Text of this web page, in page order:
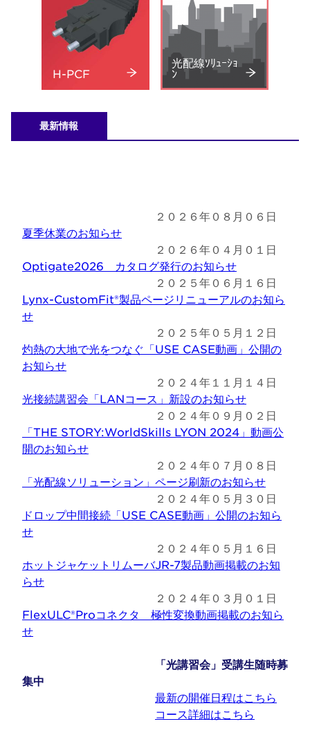
H-PCF
光配線ｿﾘｭｰｼｮ
ﾝ
最新情報
２０２６年０８月０６日
夏季休業のお知らせ
２０２６年０４月０１日
Optigate2026 カタログ発行のお知らせ
２０２５年０６月１６日
Lynx-CustomFit®製品ページリニューアルのお知ら
せ
２０２５年０５月１２日
灼熱の大地で光をつなぐ「USE CASE動画」公開の
お知らせ
２０２４年１１月１４日
光接続講習会「LANコース」新設のお知らせ
２０２４年０９月０２日
「THE STORY:WorldSkills LYON 2024」動画公
開のお知らせ
２０２４年０７月０８日
「光配線ソリューション」ページ刷新のお知らせ
２０２４年０５月３０日
ドロップ中間接続「USE CASE動画」公開のお知ら
せ
２０２４年０５月１６日
ホットジャケットリムーバJR-7製品動画掲載のお知
らせ
２０２４年０３月０１日
FlexULC®Proコネクタ 極性変換動画掲載のお知ら
せ
「光講習会」受講生随時募
集中
最新の開催日程はこちら
コース詳細はこちら